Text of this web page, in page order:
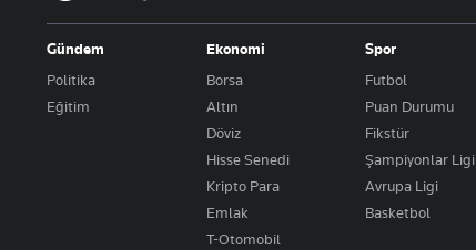
Gündem
Politika
Eğitim
Ekonomi
Borsa
Altın
Döviz
Hisse Senedi
Kripto Para
Emlak
T-Otomobil
Spor
Futbol
Puan Durumu
Fikstür
Şampiyonlar Ligi
Avrupa Ligi
Basketbol